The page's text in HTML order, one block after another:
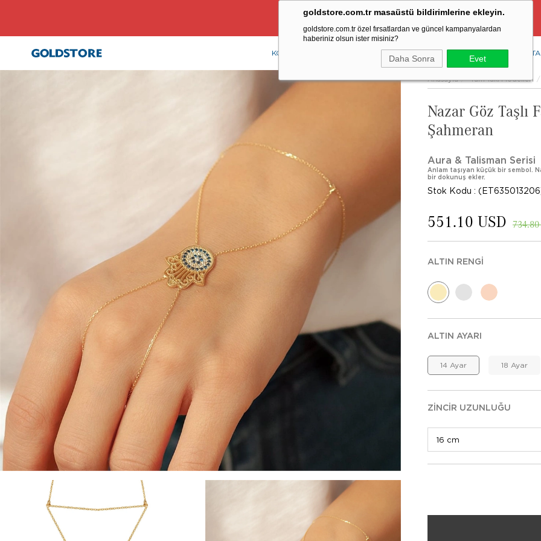
goldstore.com.tr masaüstü bildirimlerine ekleyin.
goldstore.com.tr özel fırsatlardan ve güncel kampanyalardan
haberiniz olsun ister misiniz?
Daha Sonra Evet
Ücretsiz Aynı Gün Kargo Fırsatı
KOLYE BİLEKLİK RENKLİ TAŞLAR PIRLANTA
Anasayfa Tüm Takı Modelleri
Nazar Göz Taşlı
Şahmeran
Aura & Talisman Serisi
Anlam taşıyan küçük bir sembol.
bir dokunuş ekler.
Stok Kodu
734.80
551.10 USD
ALTIN RENGI
ALTIN AYARI
14 Ayar 18 Ayar
ZINCIR UZUNLUĞU